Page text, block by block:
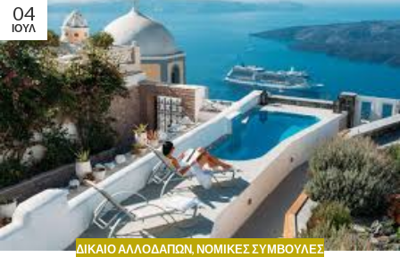
04
ΙΟΎΛ
ΔΊΚΑΙΟ ΑΛΛΟΔΑΠΏΝ,ΝΟΜΙΚΈΣ ΣΥΜΒΟΥΛΈΣ